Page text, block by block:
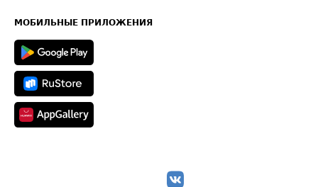
Техническая информация
МОБИЛЬНЫЕ ПРИЛОЖЕНИЯ